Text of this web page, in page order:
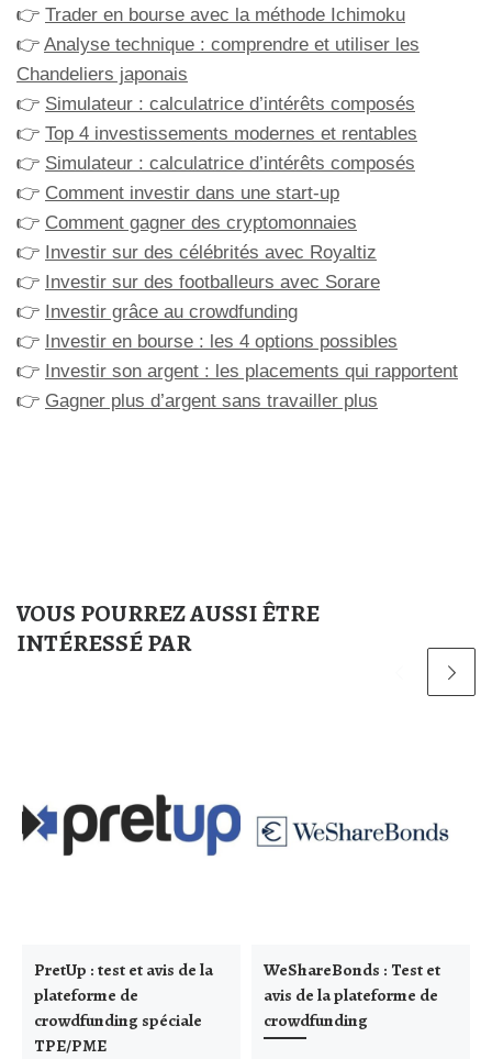
👉 Trader en bourse avec la méthode Ichimoku
👉 Analyse technique : comprendre et utiliser les
Chandeliers japonais
👉 Simulateur : calculatrice d’intérêts composés
👉 Top 4 investissements modernes et rentables
👉 Simulateur : calculatrice d’intérêts composés
👉 Comment investir dans une start-up
👉 Comment gagner des cryptomonnaies
👉 Investir sur des célébrités avec Royaltiz
👉 Investir sur des footballeurs avec Sorare
👉 Investir grâce au crowdfunding
👉 Investir en bourse : les 4 options possibles
👉 Investir son argent : les placements qui rapportent
👉 Gagner plus d’argent sans travailler plus
VOUS POURREZ AUSSI ÊTRE
INTÉRESSÉ PAR
PretUp : test et avis de la
plateforme de
crowdfunding spéciale
TPE/PME
WeShareBonds : Test et
avis de la plateforme de
crowdfunding